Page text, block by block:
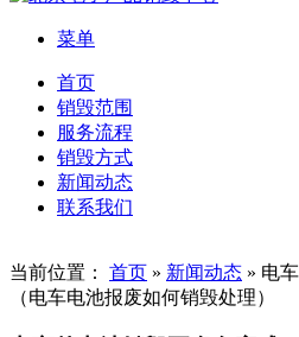
菜单
首页
销毁范围
服务流程
销毁方式
新闻动态
联系我们
当前位置： 首页 » 新闻动态 » 电
（电车电池报废如何销毁处理）